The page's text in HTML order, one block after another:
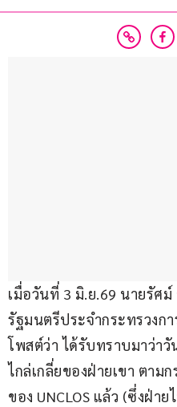
เมื่อวันที่ 3 มิ.ย.69 นายรัศ
รัฐมนตรีประจำกระทรวงก
โพสต์ว่า ได้รับทราบมาว่า
ไกล่เกลี่ยของฝ่ายเขา ตาม
ของ UNCLOS แล้ว (ซึ่งฝ่า